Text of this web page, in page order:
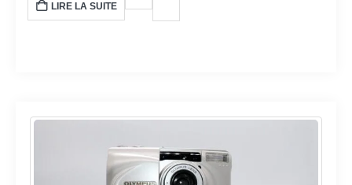
LIRE LA SUITE